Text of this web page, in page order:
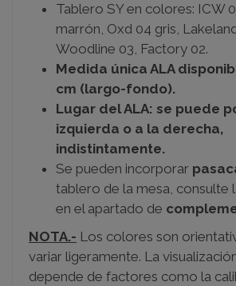
Tablero SY en colores: ICW
marrón, Oxd 04 gris,
Woodline 03, Factory 02.
Medida única ALA
cm (largo-fondo).
Lugar del ALA: se puede
izquierda o a la derecha,
indistintamente.
Se pueden incorporar
tablero de la mesa, consulte
en el apartado de
NOTA.- Los colores son
variar ligeramente. La
depende de factores como la